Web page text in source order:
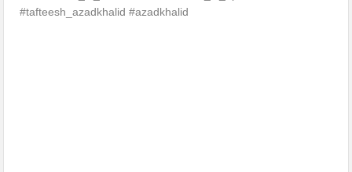
#tafteesh_azadkhalid #azadkhalid